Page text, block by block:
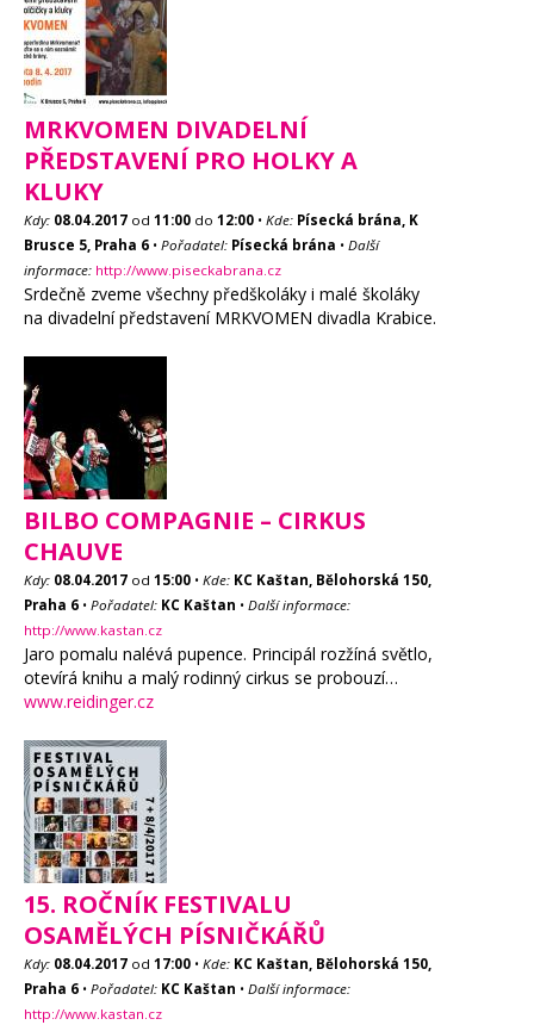
MRKVOMEN DIVADELNÍ
PŘEDSTAVENÍ PRO HOLKY A
KLUKY
Kdy: 08.04.2017 od 11:00 do 12:00 • Kde: Písecká brána, K
Brusce 5, Praha 6 • Pořadatel: Písecká brána • Další
informace: http://www.piseckabrana.cz
Srdečně zveme všechny předškoláky i malé školáky
na divadelní představení MRKVOMEN divadla Krabice.
BILBO COMPAGNIE – CIRKUS
CHAUVE
Kdy: 08.04.2017 od 15:00 • Kde: KC Kaštan, Bělohorská 150,
Praha 6 • Pořadatel: KC Kaštan • Další informace:
http://www.kastan.cz
Jaro pomalu nalévá pupence. Principál rozžíná světlo,
otevírá knihu a malý rodinný cirkus se probouzí…
www.reidinger.cz
15. ROČNÍK FESTIVALU
OSAMĚLÝCH PÍSNIČKÁŘŮ
Kdy: 08.04.2017 od 17:00 • Kde: KC Kaštan, Bělohorská 150,
Praha 6 • Pořadatel: KC Kaštan • Další informace:
http://www.kastan.cz